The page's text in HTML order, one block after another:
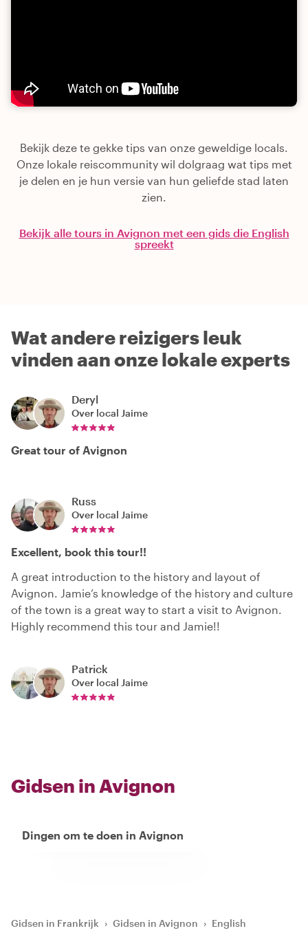
Bekijk deze te gekke tips van onze geweldige locals.
Onze lokale reiscommunity wil dolgraag wat tips met
je delen en je hun versie van hun geliefde stad laten
zien.
Bekijk alle tours in Avignon met een gids die English
spreekt
Wat andere reizigers leuk
vinden aan onze lokale experts
Deryl
Over local Jaime
Great tour of Avignon
Russ
Over local Jaime
Excellent, book this tour!!
A great introduction to the history and layout of
Avignon. Jamie’s knowledge of the history and culture
of the town is a great way to start a visit to Avignon.
Highly recommend this tour and Jamie!!
Patrick
Over local Jaime
Gidsen in Avignon
Dingen om te doen in Avignon
Gidsen in Frankrijk › Gidsen in Avignon › English